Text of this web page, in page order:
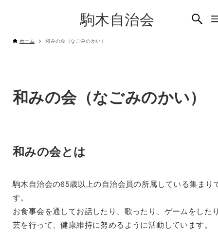
駒木自治会
ホーム 和みの会（なごみのかい）
和みの会（なごみのかい）
和みの会とは
駒木自治会の65歳以上の自治会員の所属している集まり
す。
お食事会を通してお話したり、歌ったり、ゲームをした
芸を行って、健康維持に努めるように活動しています。